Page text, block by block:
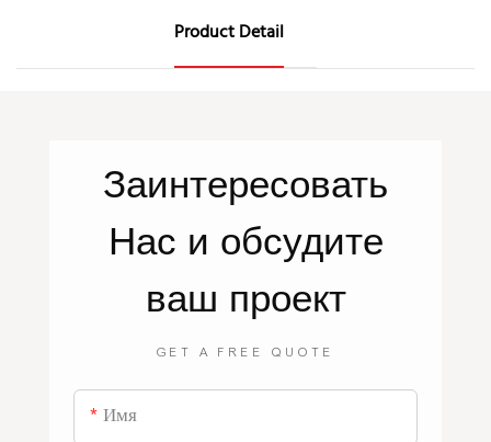
Product Detail
Заинтересовать
Нас и обсудите
ваш проект
GET A FREE QUOTE
Имя